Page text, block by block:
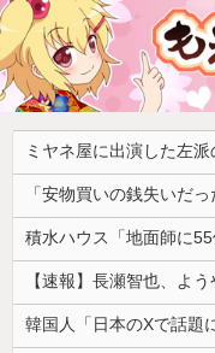
【速報】長瀬智也、よ